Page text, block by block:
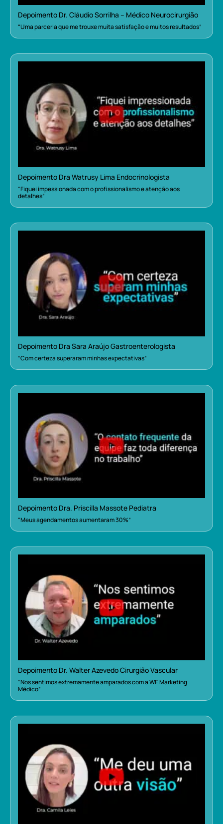
Depoimento Dr. Cláudio Sorrilha – Médico Neurocirurgião
“Uma parceria que me trouxe muita satisfação e muitos resultados”
Depoimento Dra Watrusy Lima Endocrinologista
“Fiquei impessionada com o profissionalismo e atenção aos
detalhes”
Depoimento Dra Sara Araújo Gastroenterologista
“Com certeza superaram minhas expectativas”
Depoimento Dra. Priscilla Massote Pediatra
“Meus agendamentos aumentaram 30%”
Depoimento Dr. Walter Azevedo Cirurgião Vascular
“Nos sentimos extremamente amparados com a WE Marketing
Médico”